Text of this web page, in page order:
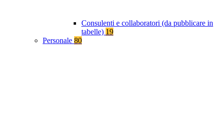
Consulenti e collaboratori (da pubblicare in
tabelle) 19
Personale 80